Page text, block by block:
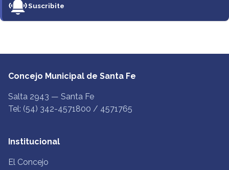
Suscribite
Concejo Municipal de Santa Fe
Salta 2943 — Santa Fe
Tel: (54) 342-4571800 / 4571765
Institucional
El Concejo